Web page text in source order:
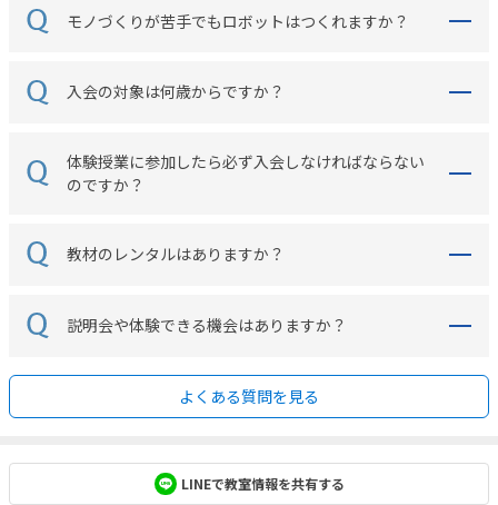
モノづくりが苦手でもロボットはつくれますか？
入会の対象は何歳からですか？
体験授業に参加したら必ず入会しなければならない
のですか？
教材のレンタルはありますか？
説明会や体験できる機会はありますか？
よくある質問を見る
LINEで教室情報を共有する